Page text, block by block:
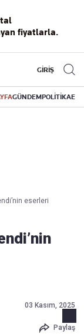
fiyatlarla.
GİRİŞ
GÜNDEMPOLİTİKA
eserleri
03 Kasım, 2025
Paylaş